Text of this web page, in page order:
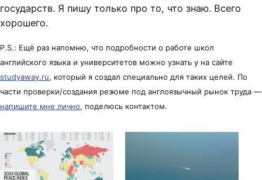
государств. Я пишу только про то, что знаю. Всего
хорошего.
P.S.: Ещё раз напомню, что подробности о работе школ
английского языка и университетов можно узнать у на сайте
studyaway.ru, который я создал специально для таких целей. По
части проверки/создания резюме под англоязычный рынок труда —
напишите мне лично, поделюсь контактом.